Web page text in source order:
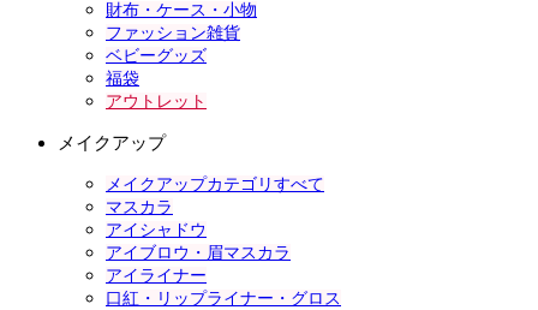
財布・ケース・小物
ファッション雑貨
ベビーグッズ
福袋
アウトレット
メイクアップ
メイクアップカテゴリすべて
マスカラ
アイシャドウ
アイブロウ・眉マスカラ
アイライナー
口紅・リップライナー・グロス